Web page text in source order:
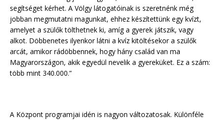
segítséget kérhet. A Völgy látogatóinak is szeretnénk még
jobban megmutatni magunkat, ehhez készítettünk egy kvízt,
amelyet a szülők tölthetnek ki, amíg a gyerek játszik, vagy
alkot. Döbbenetes ilyenkor látni a kvíz kitöltésekor a szülők
arcát, amikor rádöbbennek, hogy hány család van ma
Magyarországon, akik egyedül nevelik a gyereküket. Ez a szám:
több mint 340.000.”
A Központ programjai idén is nagyon változatosak. Különféle